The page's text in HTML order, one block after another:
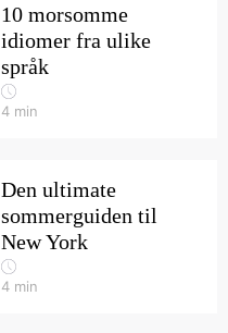
10 morsomme
idiomer fra ulike
språk
4 min
Den ultimate
sommerguiden til
New York
4 min